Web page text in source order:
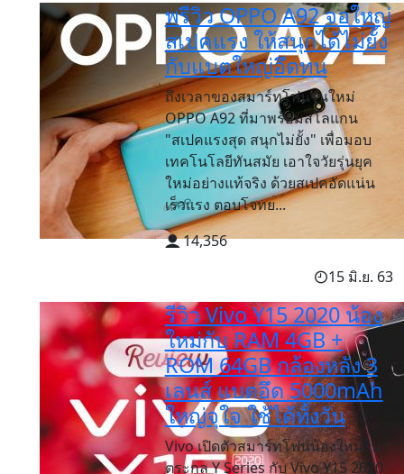
พรีวิว OPPO A92 จอใหญ่
สเปคแรง ให้สนุกได้ไม่ยั้ง
กับแบตใหญ่อึดทน
ถึงเวลาของสมาร์ทโฟนรุ่นใหม่
OPPO A92 ที่มาพร้อมสโลแกน
"สเปคแรงสุด สนุกไม่ยั้ง" เพื่อมอบ
เทคโนโลยีทันสมัย เอาใจวัยรุ่นยุค
ใหม่อย่างแท้จริง ด้วยสเปคอัดแน่น
เร็วแรง ตอบโจทย...
14,356
15 มิ.ย. 63
รีวิว Vivo Y15 2020 น้อง
ใหม่กับ RAM 4GB +
ROM 64GB กล้องหลัง 3
เลนส์ แบตอึด 5000mAh
ใหญ่จุใจ ใช้ได้ทั้งวัน
Vivo เปิดตัวสมาร์ทโฟนน้องใหม่ใน
ตระกูล Y Series กับ Vivo Y15 2020